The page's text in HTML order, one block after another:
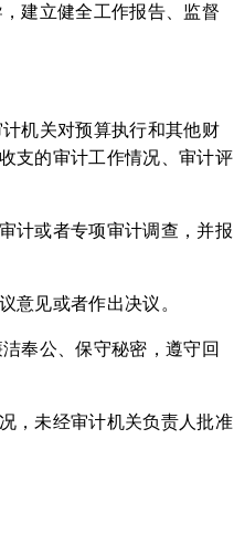
建立健全工作报告、监督
机关对预算执行和其他财
支的审计工作情况、审计评
计或者专项审计调查，并报
意见或者作出决议。
奉公、保守秘密，遵守回
，未经审计机关负责人批准